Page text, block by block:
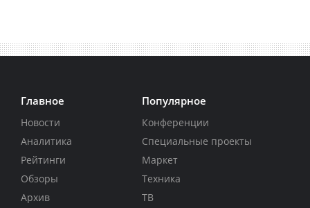
Главное
Новости
Аналитика
Рейтинги
Обзоры
Архив
Популярное
Конференции
Специальные проекты
Маркет
Техника
ТВ